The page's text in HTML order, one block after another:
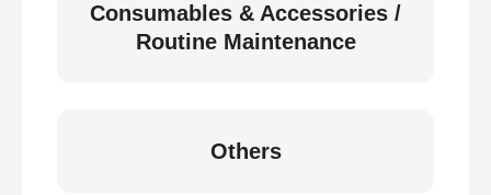
Consumables & Accessories /
Routine Maintenance
Others